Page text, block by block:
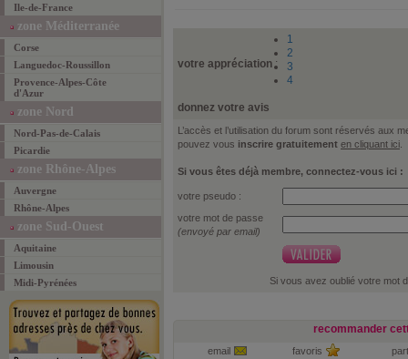
Ile-de-France
zone Méditerranée
Corse
Languedoc-Roussillon
Provence-Alpes-Côte
d'Azur
zone Nord
Nord-Pas-de-Calais
Picardie
zone Rhône-Alpes
Auvergne
Rhône-Alpes
zone Sud-Ouest
Aquitaine
Limousin
Midi-Pyrénées
votre appréciation:
1
2
3
4
donnez votre avis
L’accès et l’utilisation du forum sont réservés aux
pouvez vous inscrire gratuitement en cliquant ici
Si vous êtes déjà membre, connectez-vous ici :
votre pseudo :
votre mot de passe
(envoyé par email)
Si vous avez oublié votre mot
recommander
email favoris